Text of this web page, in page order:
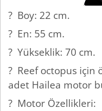
? Boy: 22 cm.
? En: 55 cm.
? Yükseklik: 70 cm.
? Reef octopus için
adet Hailea motor
? Motor Özellikleri: